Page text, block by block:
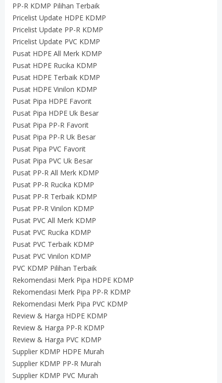
PP-R KDMP Pilihan Terbaik
Pricelist Update HDPE KDMP
Pricelist Update PP-R KDMP
Pricelist Update PVC KDMP
Pusat HDPE All Merk KDMP
Pusat HDPE Rucika KDMP
Pusat HDPE Terbaik KDMP
Pusat HDPE Vinilon KDMP
Pusat Pipa HDPE Favorit
Pusat Pipa HDPE Uk Besar
Pusat Pipa PP-R Favorit
Pusat Pipa PP-R Uk Besar
Pusat Pipa PVC Favorit
Pusat Pipa PVC Uk Besar
Pusat PP-R All Merk KDMP
Pusat PP-R Rucika KDMP
Pusat PP-R Terbaik KDMP
Pusat PP-R Vinilon KDMP
Pusat PVC All Merk KDMP
Pusat PVC Rucika KDMP
Pusat PVC Terbaik KDMP
Pusat PVC Vinilon KDMP
PVC KDMP Pilihan Terbaik
Rekomendasi Merk Pipa HDPE KDMP
Rekomendasi Merk Pipa PP-R KDMP
Rekomendasi Merk Pipa PVC KDMP
Review & Harga HDPE KDMP
Review & Harga PP-R KDMP
Review & Harga PVC KDMP
Supplier KDMP HDPE Murah
Supplier KDMP PP-R Murah
Supplier KDMP PVC Murah